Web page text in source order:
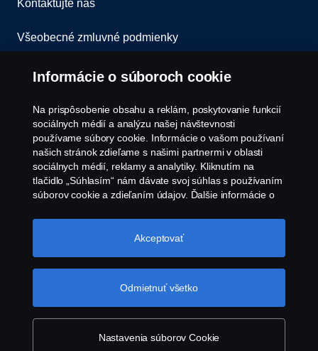
Kontaktujte nás
Všeobecné zmluvné podmienky
Oznámenie porušenia predpisov
Zásady Cookies
Zásady používania súborov cookie spoločnosti
Scania
Scania Slovakia s.r.o., Diaľničná cesta 4570/2A,
903 01 Senec, Slovenská republika, Tel: +421 2
482 08 311
Informácie o súboroch cookie
Na prispôsobenie obsahu a reklám, poskytovanie funkcií
sociálnych médií a analýzu našej návštevnosti
používame súbory cookie. Informácie o vašom používaní
našich stránok zdieľame s našimi partnermi v oblasti
sociálnych médií, reklamy a analytiky. Kliknutím na
tlačidlo „Súhlasím“ nám dávate svoj súhlas s používaním
súborov cookie a zdieľaním údajov. Ďalšie informácie o
o súboroch cookie, ktorú nájdete kliknutím na odkaz za
týmto textom. Svoje súbory cookie môžete spravovať tiež
Nastavenia súborov Cookie
Odmietnuť všetko
Akceptovať